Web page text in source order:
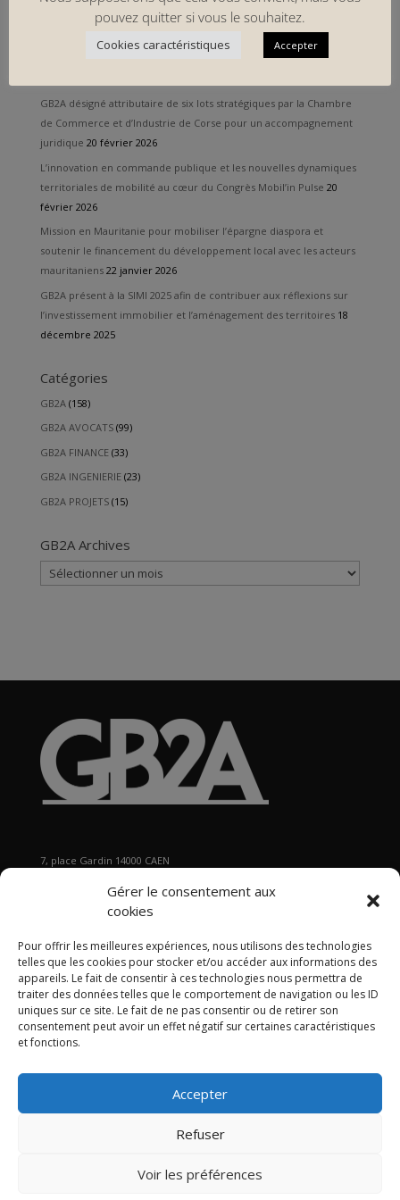
Gérer le consentement aux
cookies
Pour offrir les meilleures expériences, nous utilisons des technologies
telles que les cookies pour stocker et/ou accéder aux informations des
appareils. Le fait de consentir à ces technologies nous permettra de
traiter des données telles que le comportement de navigation ou les ID
uniques sur ce site. Le fait de ne pas consentir ou de retirer son
consentement peut avoir un effet négatif sur certaines caractéristiques
et fonctions.
Accepter
Refuser
Voir les préférences
formation 2026 dédiée aux partenariats public-privé 23 avril 2026
GB2A remporte un nouveau marché d’assistance juridique et de
représentation en justice auprès de la Métropole et de la Ville de
GB2A désigné attributaire de six lots stratégiques par la Chambre
de Commerce et d’Industrie de Corse pour un accompagnement
juridique 20 février 2026
L’innovation en commande publique et les nouvelles dynamiques
territoriales de mobilité au cœur du Congrès Mobil’in Pulse 20
février 2026
Mission en Mauritanie pour mobiliser l’épargne diaspora et
soutenir le financement du développement local avec les acteurs
mauritaniens 22 janvier 2026
GB2A présent à la SIMI 2025 afin de contribuer aux réflexions sur
l’investissement immobilier et l’aménagement des territoires 18
décembre 2025
Catégories
GB2A(158)
GB2A AVOCATS(99)
GB2A FINANCE(33)
GB2A INGENIERIE(23)
GB2A PROJETS(15)
GB2A Archives
GB2A
Archives
7, place Gardin 14000 CAEN
ecretariat@gb2a.fr
Nos bureaux
Caen • Paris • Marseille Lyon• Nancy • Lille •Bordeaux •
International
Politique de confidentialité
pouvez quitter si vous le souhaitez.
Cookies caractéristiques Accepter